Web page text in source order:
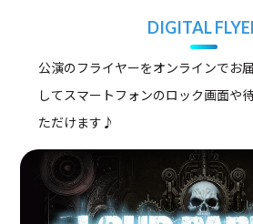
DIGITAL
公演のフライヤーをオンラインでお
してスマートフォンのロック画面や
ただけます♪